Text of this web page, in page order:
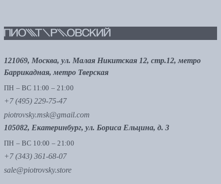
121069, Москва, ул. Малая Никитская 12, стр.12, метро
Баррикадная, метро Тверская
ПН – ВС 11:00 – 21:00
+7 (495) 229-75-47
piotrovsky.msk@gmail.com
105082, Екатеринбург, ул. Бориса Ельцина, д. 3
ПН – ВС 10:00 – 21:00
+7 (343) 361-68-07
sale@piotrovsky.store